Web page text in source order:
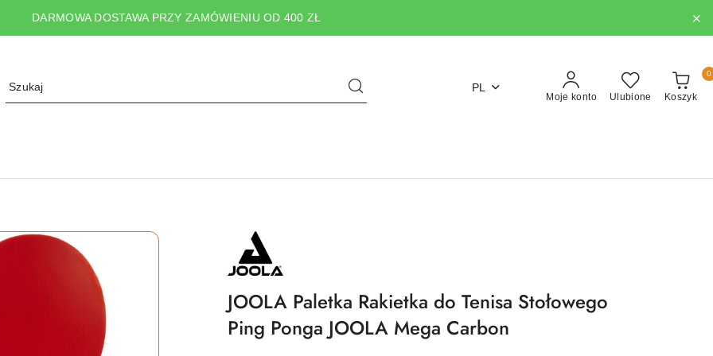
DARMOWA DOSTAWA PRZY ZAMÓWIENIU OD 400 ZŁ
PL
Moje konto Ulubione Koszyk
0
NAZWA
PRODUCENTA:
JOOLA
JOOLA Paletka Rakietka do Tenisa Stołowego
Ping Ponga JOOLA Mega Carbon